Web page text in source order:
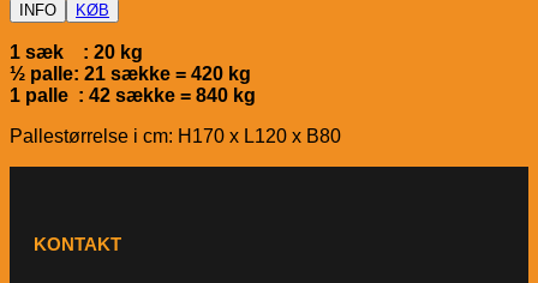
INFO KØB
1 sæk : 20 kg
½ palle: 21 sække = 420 kg
1 palle : 42 sække = 840 kg
Pallestørrelse i cm: H170 x L120 x B80
KONTAKT